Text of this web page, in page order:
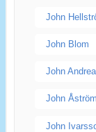
John
John Blom
John
John Åström
John